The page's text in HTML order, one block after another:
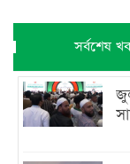
সর্বশেষ